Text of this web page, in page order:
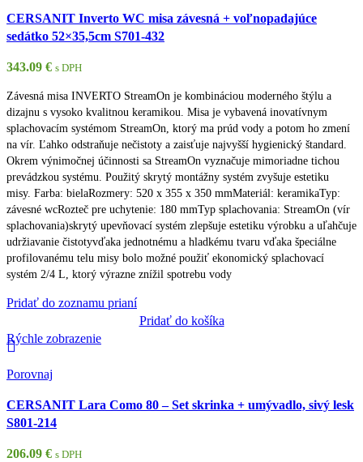
CERSANIT Inverto WC misa závesná + voľnopadajúce
sedátko 52×35,5cm S701-432
343.09 € s DPH
Závesná misa INVERTO StreamOn je kombináciou moderného štýlu a
dizajnu s vysoko kvalitnou keramikou. Misa je vybavená inovatívnym
splachovacím systémom StreamOn, ktorý ma prúd vody a potom ho zmení
na vír. Ľahko odstraňuje nečistoty a zaisťuje najvyšší hygienický štandard.
Okrem výnimočnej účinnosti sa StreamOn vyznačuje mimoriadne tichou
prevádzkou systému. Použitý skrytý montážny systém zvyšuje estetiku
misy. Farba: bielaRozmery: 520 x 355 x 350 mmMateriál: keramikaTyp:
závesné wcRozteč pre uchytenie: 180 mmTyp splachovania: StreamOn (vír
splachovania)skrytý upevňovací systém zlepšuje estetiku výrobku a uľahčuje
udržiavanie čistotyvďaka jednotnému a hladkému tvaru vďaka špeciálne
profilovanému telu misy bolo možné použiť ekonomický splachovací
systém 2/4 L, ktorý výrazne znížil spotrebu vody
Pridať do zoznamu prianí
Pridať do košíka
Rýchle zobrazenie
Porovnaj
CERSANIT Lara Como 80 – Set skrinka + umývadlo, sivý lesk
S801-214
206.09 € s DPH